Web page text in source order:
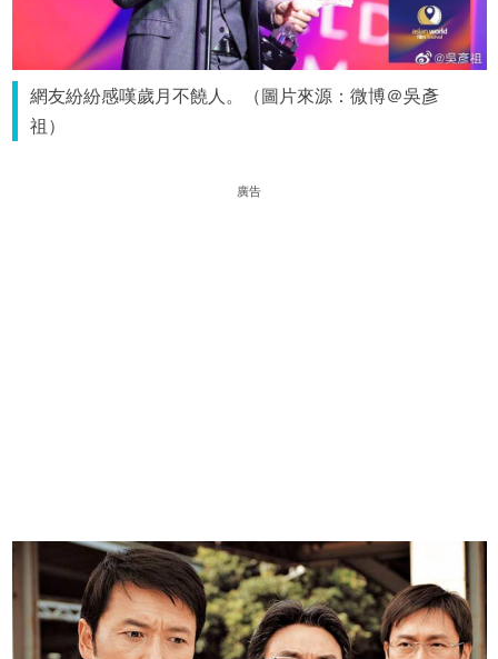
網友紛紛感嘆歲月不饒人。（圖片來源：微博＠吳彥
祖）
廣告